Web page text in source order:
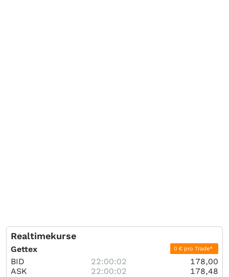
Realtimekurse
Gettex 0 € pro Trade*
BID 22:00:02
178,00
ASK
22:00:02 178,48